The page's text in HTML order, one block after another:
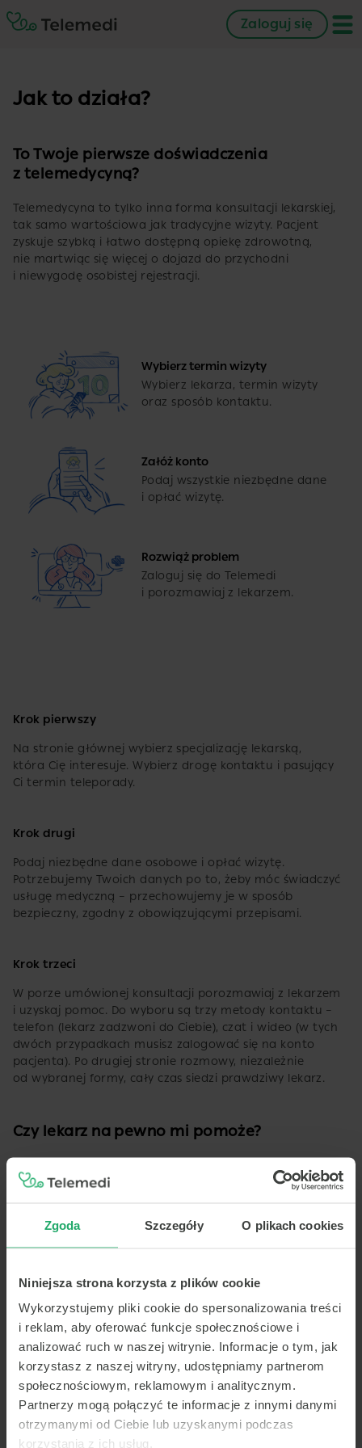
Zgoda Szczegóły O plikach cookies
Niniejsza strona korzysta z plików cookie
Wykorzystujemy pliki cookie do spersonalizowania treści
i reklam, aby oferować funkcje społecznościowe i
analizować ruch w naszej witrynie. Informacje o tym, jak
korzystasz z naszej witryny, udostępniamy partnerom
społecznościowym, reklamowym i analitycznym.
Partnerzy mogą połączyć te informacje z innymi danymi
otrzymanymi od Ciebie lub uzyskanymi podczas
korzystania z ich usług.
Zaloguj się
Jak to działa?
To Twoje pierwsze doświadczenia
z telemedycyną?
Telemedycyna to tylko inna forma konsultacji lekarskiej,
tak samo wartościowa jak tradycyjne wizyty. Pacjent
zyskuje szybką i łatwo dostępną opiekę zdrowotną,
nie martwiąc się więcej o dojazd do przychodni
i niewygodę osobistej rejestracji.
Wybierz termin wizyty
Wybierz lekarza, termin wizyty
oraz sposób kontaktu.
Załóż konto
Podaj wszystkie niezbędne dane
i opłać wizytę.
Rozwiąż problem
Zaloguj się do Telemedi
i porozmawiaj z lekarzem.
Krok pierwszy
Na stronie głównej wybierz specjalizację lekarską,
która Cię interesuje. Wybierz drogę kontaktu i pasujący
Ci termin teleporady.
Krok drugi
Podaj niezbędne dane osobowe i opłać wizytę.
Potrzebujemy Twoich danych po to, żeby móc świadczyć
usługę medyczną – przechowujemy je w sposób
bezpieczny, zgodny z obowiązującymi przepisami.
Krok trzeci
W porze umówionej konsultacji porozmawiaj z lekarzem
i uzyskaj pomoc. Do wyboru są trzy metody kontaktu –
telefon (lekarz zadzwoni do Ciebie), czat i wideo (w tych
dwóch przypadkach musisz zalogować się na konto
pacjenta). Po drugiej stronie rozmowy, niezależnie
od wybranej formy, cały czas siedzi prawdziwy lekarz.
Czy lekarz na pewno mi pomoże?
na odległość, jest zupełnie naturalne. Są przecież rzeczy,
większość chorób może być konsultowana na odległość –
i to w sposób bardzo wygodny dla pacjenta.
8/10 przypadków rozwiązuje jedna wizyta.
Problemy, z jakimi zwracamy się do lekarzy, to najczęściej
relatywnie proste schorzenia, które dobrze reagują
na standardowe, sprawdzone metody leczenia.